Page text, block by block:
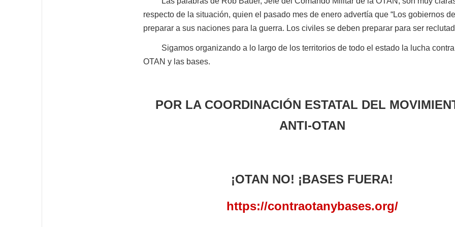
respecto de la situación, quien el pasado mes de enero advertía que “Los gobiernos
preparar a sus naciones para la guerra. Los civiles se deben preparar para ser
Sigamos organizando a lo largo de los territorios de todo el estado la lucha
OTAN y las bases.
POR LA COORDINACIÓN ESTATAL DEL
ANTI-OTAN
¡OTAN NO! ¡BASES FUERA!
https://contraotanybases.org/